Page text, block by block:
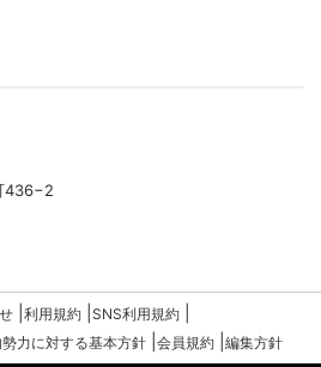
436−2
利用規約 SNS利用規約
勢力に対する基本方針 会員規約 編集方針